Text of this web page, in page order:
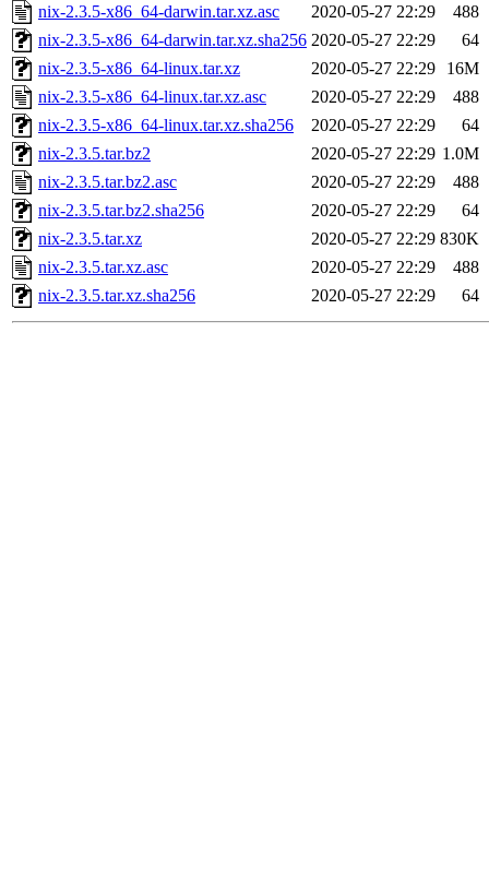
nix-2.3.5-x86_64-darwin.tar.xz.asc
2020-05-27 22:29
488
nix-2.3.5-x86_64-darwin.tar.xz.sha256 2020-05-27 22:29
64
nix-2.3.5-x86_64-linux.tar.xz
2020-05-27 22:29
16M
nix-2.3.5-x86_64-linux.tar.xz.asc
2020-05-27 22:29
488
nix-2.3.5-x86_64-linux.tar.xz.sha256
2020-05-27 22:29
64
nix-2.3.5.tar.bz2
2020-05-27 22:29 1.0M
nix-2.3.5.tar.bz2.asc
2020-05-27 22:29
488
nix-2.3.5.tar.bz2.sha256
2020-05-27 22:29
64
nix-2.3.5.tar.xz
2020-05-27 22:29 830K
nix-2.3.5.tar.xz.asc
2020-05-27 22:29
488
nix-2.3.5.tar.xz.sha256
2020-05-27 22:29 64